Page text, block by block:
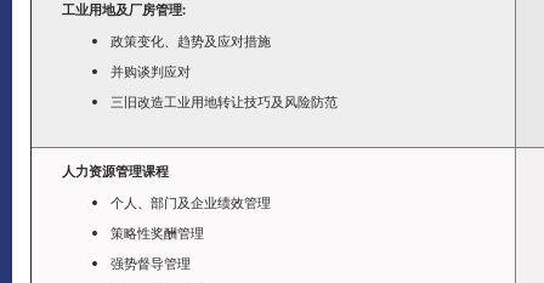
工业用地及厂房管理:
政策变化、趋势及应对措施
并购谈判应对
三旧改造工业用地转让技巧及风险防范
人力资源管理课程
个人、部门及企业绩效管理
策略性奖酬管理
强势督导管理